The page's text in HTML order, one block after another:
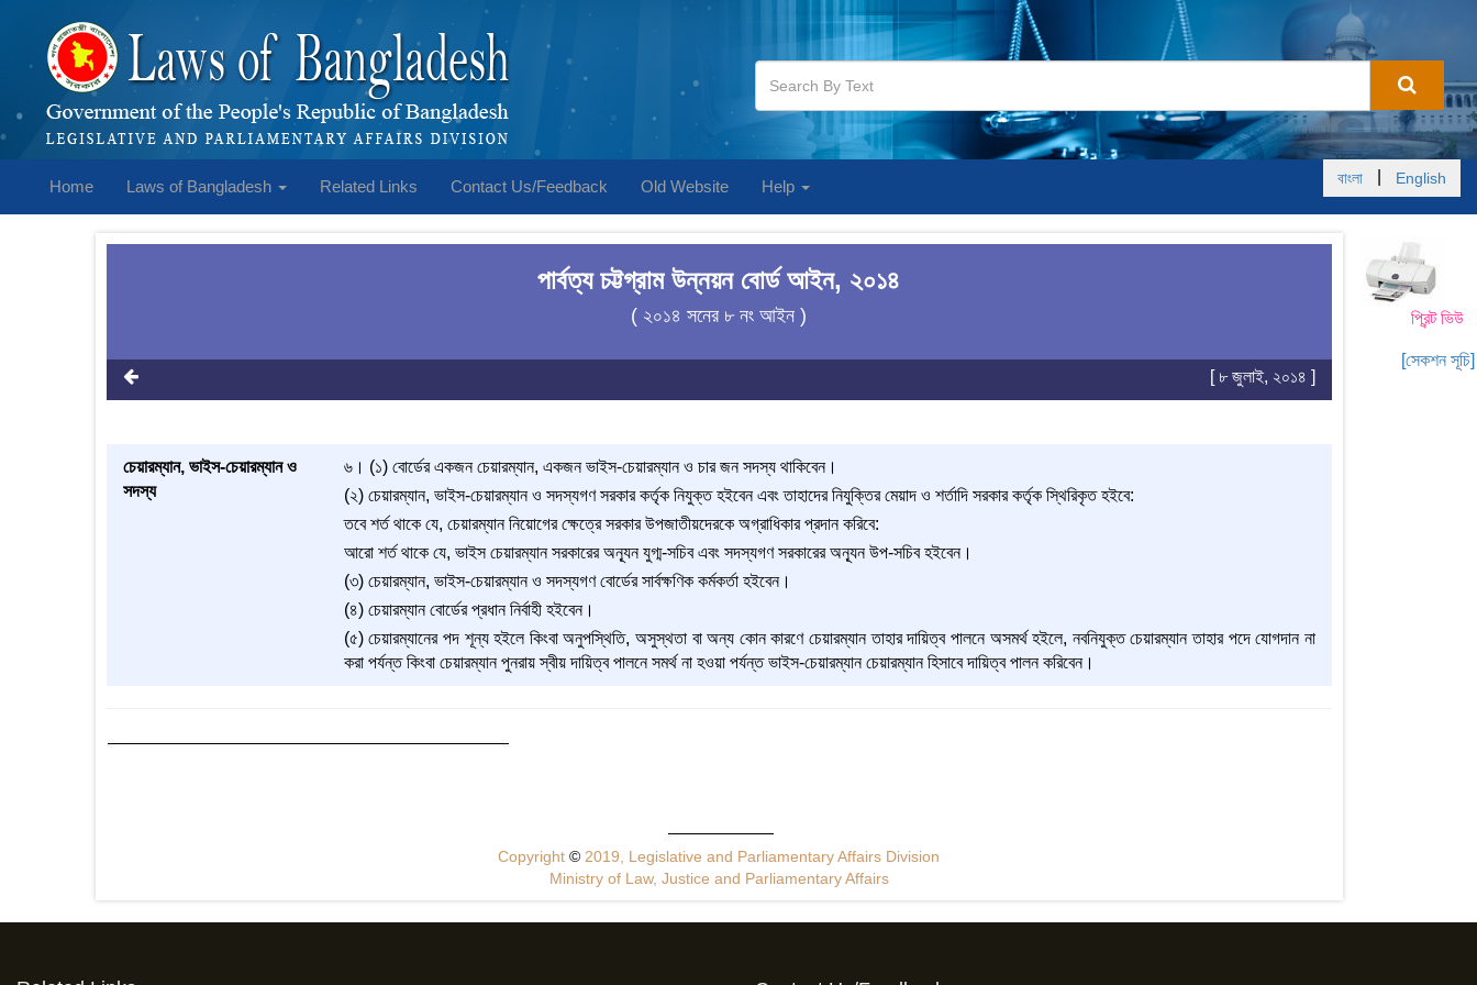
Home Laws of Bangladesh Related Links Contact Us/Feedback Old Website Help বাংলা English
প্রিন্ট ভিউ
[সেকশন সূচি]
পার্বত্য চট্টগ্রাম উন্নয়ন বোর্ড আইন, ২০১৪
( ২০১৪ সনের ৮ নং আইন )
[ ৮ জুলাই, ২০১৪ ]
চেয়ারম্যান, ভাইস-চেয়ারম্যান ও
সদস্য
৬। (১) বোর্ডের একজন চেয়ারম্যান, একজন ভাইস-চেয়ারম্যান ও চার জন সদস্য থাকিবেন।
(২) চেয়ারম্যান, ভাইস-চেয়ারম্যান ও সদস্যগণ সরকার কর্তৃক নিযুক্ত হইবেন এবং তাহাদের নিযুক্তির মেয়াদ ও শর্তাদি সরকার কর্তৃক স্থিরিকৃত হইবে:
তবে শর্ত থাকে যে, চেয়ারম্যান নিয়োগের ক্ষেত্রে সরকার উপজাতীয়দেরকে অগ্রাধিকার প্রদান করিবে:
আরো শর্ত থাকে যে, ভাইস চেয়ারম্যান সরকারের অন্যূন যুগ্ম-সচিব এবং সদস্যগণ সরকারের অন্যূন উপ-সচিব হইবেন।
(৩) চেয়ারম্যান, ভাইস-চেয়ারম্যান ও সদস্যগণ বোর্ডের সার্বক্ষণিক কর্মকর্তা হইবেন।
(৪) চেয়ারম্যান বোর্ডের প্রধান নির্বাহী হইবেন।
(৫) চেয়ারম্যানের পদ শূন্য হইলে কিংবা অনুপস্থিতি, অসুস্থতা বা অন্য কোন কারণে চেয়ারম্যান তাহার দায়িত্ব পালনে অসমর্থ হইলে, নবনিযুক্ত চেয়ারম্যান তাহার পদে যোগদান না
করা পর্যন্ত কিংবা চেয়ারম্যান পুনরায় স্বীয় দায়িত্ব পালনে সমর্থ না হওয়া পর্যন্ত ভাইস-চেয়ারম্যান চেয়ারম্যান হিসাবে দায়িত্ব পালন করিবেন।
Copyright© 2019, Legislative and Parliamentary Affairs Division
Ministry of Law, Justice and Parliamentary Affairs